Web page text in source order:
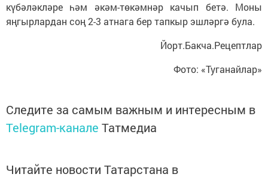
күбәләкләре һәм әкәм-төкәмнәр качып бетә. Моны
яңгырлардан соң 2-3 атнага бер тапкыр эшләргә була.
Йорт.Бакча.Рецептлар
Фото: «Туганайлар»
Следите за самым важным и интересным в
Telegram-канале Татмедиа
Читайте новости Татарстана в